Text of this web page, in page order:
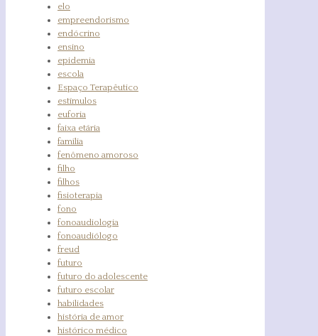
elo
empreendorismo
endócrino
ensino
epidemia
escola
Espaço Terapêutico
estímulos
euforia
faixa etária
família
fenômeno amoroso
filho
filhos
fisioterapia
fono
fonoaudiologia
fonoaudiólogo
freud
futuro
futuro do adolescente
futuro escolar
habilidades
história de amor
histórico médico